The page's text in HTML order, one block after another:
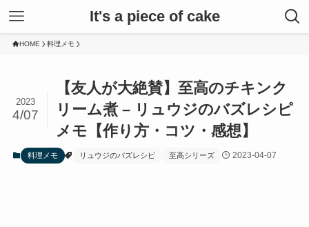
It's a piece of cake
HOME 料理メモ
【友人が大絶賛】至高のチキンク
リーム煮 – リュウジのバズレシピ
メモ【作り方・コツ・感想】
2023
4/07
料理メモ リュウジのバズレシピ 至高シリーズ 2023-04-07